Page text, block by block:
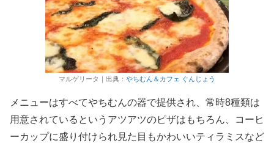
マルゲリータ｜出典： やちむん＆カフェ ぐんじょう
メニューはすべてやちむんの器で提供され、常時8種類は
用意されているというアツアツのピザはもちろん、コーヒ
ーカップに盛り付けられ見た目もかわいいティラミスなど